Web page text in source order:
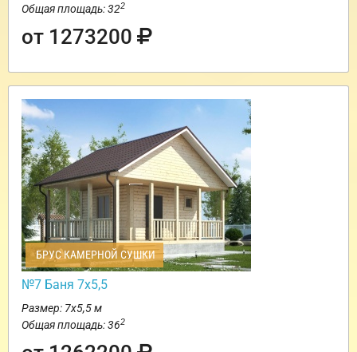
Общая площадь: 322
от 1273200
БРУС КАМЕРНОЙ СУШКИ
№7 Баня 7х5,5
Размер: 7х5,5 м
Общая площадь: 362